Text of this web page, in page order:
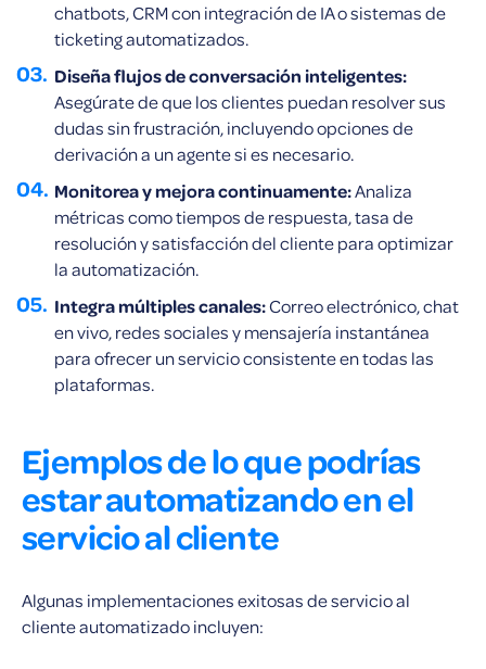
chatbots, CRM con integración de IA o sistemas de
ticketing automatizados.
Diseña flujos de conversación inteligentes:
Asegúrate de que los clientes puedan resolver sus
dudas sin frustración, incluyendo opciones de
derivación a un agente si es necesario.
Monitorea y mejora continuamente:Analiza
métricas como tiempos de respuesta, tasa de
resolución y satisfacción del cliente para optimizar
la automatización.
Integra múltiples canales:Correo electrónico, chat
en vivo, redes sociales y mensajería instantánea
para ofrecer un servicio consistente en todas las
plataformas.
Ejemplos de lo que podrías
estar automatizando en el
servicio al cliente
Algunas implementaciones exitosas de servicio al
cliente automatizado incluyen: